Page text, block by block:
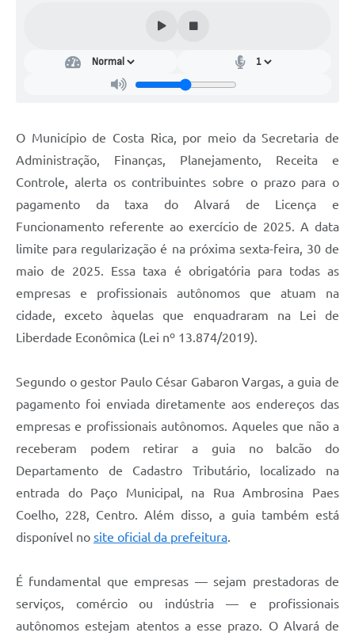
O Município de Costa Rica, por meio da Secretaria de
Administração, Finanças, Planejamento, Receita e
Controle, alerta os contribuintes sobre o prazo para o
pagamento da taxa do Alvará de Licença e
Funcionamento referente ao exercício de 2025. A data
limite para regularização é na próxima sexta-feira, 30 de
maio de 2025. Essa taxa é obrigatória para todas as
empresas e profissionais autônomos que atuam na
cidade, exceto àquelas que enquadraram na Lei de
Liberdade Econômica (Lei nº 13.874/2019).
Segundo o gestor Paulo César Gabaron Vargas, a guia de
pagamento foi enviada diretamente aos endereços das
empresas e profissionais autônomos. Aqueles que não a
receberam podem retirar a guia no balcão do
Departamento de Cadastro Tributário, localizado na
entrada do Paço Municipal, na Rua Ambrosina Paes
Coelho, 228, Centro. Além disso, a guia também está
disponível no site oficial da prefeitura.
É fundamental que empresas — sejam prestadoras de
serviços, comércio ou indústria — e profissionais
autônomos estejam atentos a esse prazo. O Alvará de